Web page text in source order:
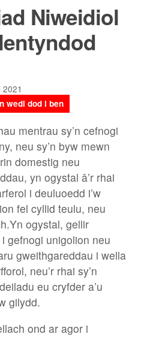
Niweidiol
wedi dod i ben
mentrau sy’n cefnogi
neu sy’n byw mewn
domestig neu
yn ogystal â’r rhai
i deuluoedd i’w
fel cyllid teulu, neu
ogystal, gellir
gefnogi unigolion neu
gweithgareddau i wella
neu’r rhai sy’n
eu cryfder a’u
gilydd.
ond ar agor i